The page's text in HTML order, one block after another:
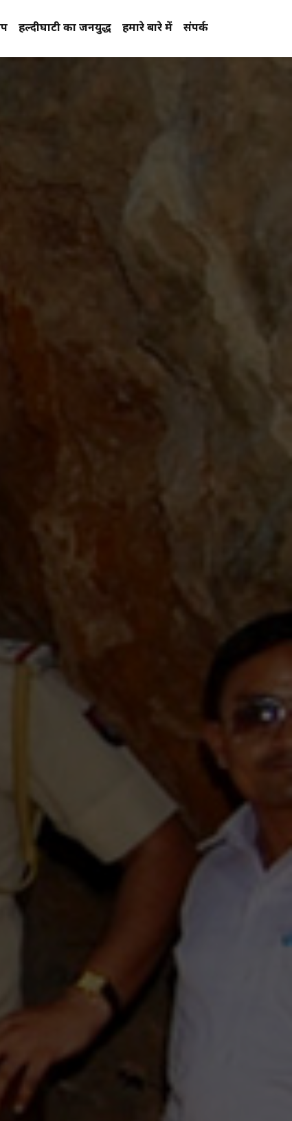
हल्दीघाटी का जनयुद्ध हमारे बारे में संपर्क